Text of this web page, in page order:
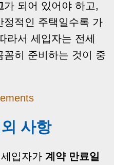
가 되어 있어야 하고,
정적인 주택일수록 가
라서 세입자는 전세
히 준비하는 것이 중
사항
입자가 계약 만료일